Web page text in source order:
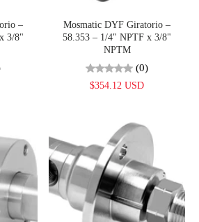
–
3/8"
Mosmatic DYF Giratorio –
58.353 – 1/4" NPTF x 3/8"
NPTM
(0)
$354.12 USD